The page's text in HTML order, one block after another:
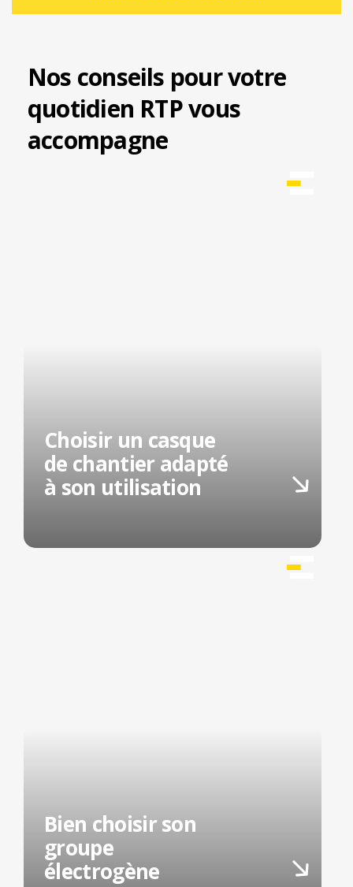
Nos conseils pour votre
quotidien RTP vous
accompagne
Choisir un casque
de chantier adapté
à son utilisation
Bien choisir son
groupe
électrogène